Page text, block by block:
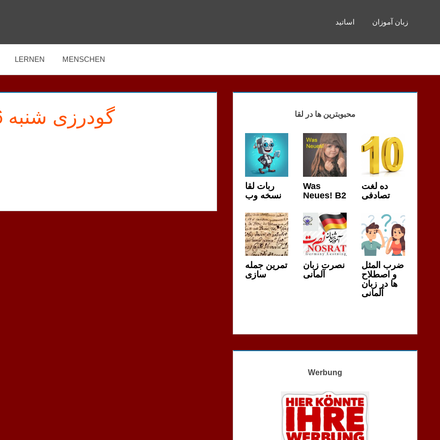
اساتید زبان آموزان
LERNEN MENSCHEN
گودرزی شنبه 06 دی ۱۳۹۹ محبوبترین ها در لقا
ربات لقا
نسخه وب
Was
Neues! B2
ده لغت
تصادفی
تمرین جمله
سازی
نصرت زبان
آلمانی
ضرب المثل
و اصطلاح
ها در زبان
آلمانی
Werbung